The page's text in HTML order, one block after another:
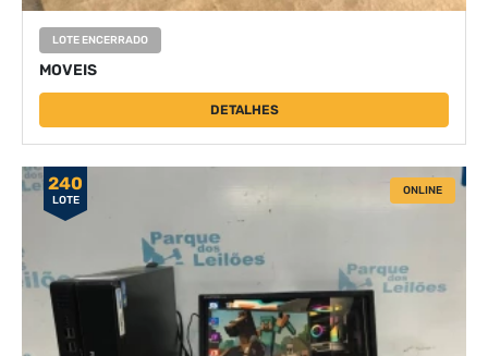
LOTE ENCERRADO
MOVEIS
DETALHES
240
LOTE
ONLINE